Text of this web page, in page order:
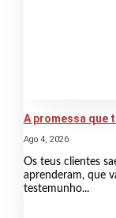
A promessa que
Ago 4, 2026
Os teus clientes
aprenderam, que
testemunho...